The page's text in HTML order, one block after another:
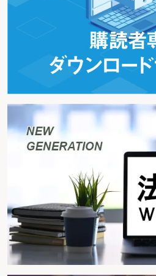
亡被後見人の自宅を引き渡したいが、相続人
亡被後見人の預貯金の引渡方法について、
亡被後見人の相続人が財産の受取りを拒否し
相続財産清算人を選任したいが、相続財産